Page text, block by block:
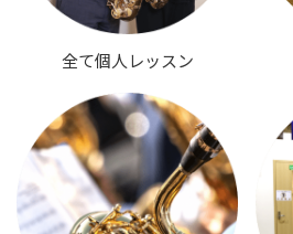
全て個人レッスン